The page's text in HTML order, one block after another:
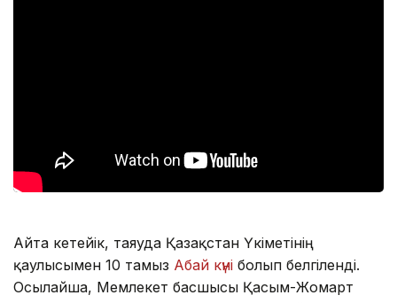
Айта кетейік, таяуда Қазақстан Үкіметінің
қаулысымен 10 тамыз Абай күні болып белгіленді.
Осылайша, Мемлекет басшысы Қасым-Жомарт